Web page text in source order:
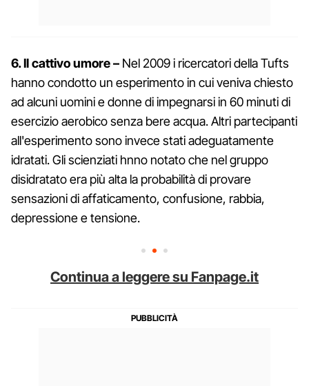
6. Il cattivo umore – Nel 2009 i ricercatori della Tufts
hanno condotto un esperimento in cui veniva chiesto
ad alcuni uomini e donne di impegnarsi in 60 minuti di
esercizio aerobico senza bere acqua. Altri partecipanti
all'esperimento sono invece stati adeguatamente
idratati. Gli scienziati hnno notato che nel gruppo
disidratato era più alta la probabilità di provare
sensazioni di affaticamento, confusione, rabbia,
depressione e tensione.
Continua a leggere su Fanpage.it